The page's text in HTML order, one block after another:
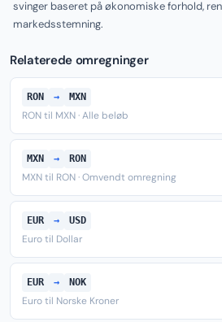
svinger baseret på økonomiske forhold,
markedsstemning.
Relaterede omregninger
RON → MXN
RON til MXN · Alle beløb
MXN → RON
MXN til RON · Omvendt omregning
EUR → USD
Euro til Dollar
EUR → NOK
Euro til Norske Kroner